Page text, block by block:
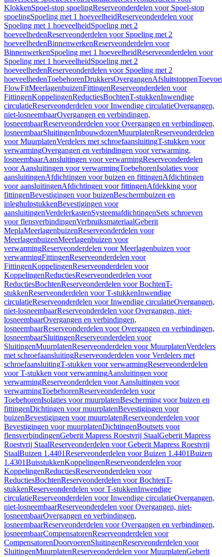
KlokkenSpoel-stop spoelingReserveonderdelen voor Spoel-stop
spoelingSpoeling met 1 hoeveelheidReserveonderdelen voor
Spoeling met 1 hoeveelheidSpoeling met 2
hoeveelhedenReserveonderdelen voor Spoeling met 2
hoeveelhedenBinnenwerkenReserveonderdelen voor
BinnenwerkenSpoeling met 1 hoeveelheidReserveonderdelen voor
Spoeling met 1 hoeveelheidSpoeling met 2
hoeveelhedenReserveonderdelen voor Spoeling met 2
hoeveelhedenToebehorenDrukkersOvergangenAfsluitstoppen
FlowFitMeerlagenbuizenFittingenReserveonderdelen voor
FittingenKoppelingenReductiesBochtenT-stukkenInwendige
circulatieReserveonderdelen voor Inwendige circulatieOvergangen,
niet-losneembaarOvergangen en verbindingen,
losneembaarReserveonderdelen voor Overgangen en verbindingen,
losneembaarSluitingenInbouwdozenMuurplatenReserveonderdelen
voor MuurplatenVerdelers met schroefaansluitingT-stukken voor
verwarmingOvergangen en verbindingen voor verwarming,
losneembaarAansluitingen voor verwarmingReserveonderdelen
voor Aansluitingen voor verwarmingToebehorenIsolaties voor
aansluitingenAfdichtingen voor buizen en fittingenAfdichtingen
voor aansluitingenAfdichtingen voor fittingenAfdekking voor
fittingenBevestigingen voor buizenBeschermbuizen en
inleghulpstukkenBevestigingen voor
aansluitingenVerdelerkastenSysteemafdichtingenSets schroeven
voor flensverbindingenVerbruiksmateriaalGeberit
MeplaMeerlagenbuizenReserveonderdelen voor
MeerlagenbuizenMeerlagenbuizen voor
verwarmingReserveonderdelen voor Meerlagenbuizen voor
verwarmingFittingenReserveonderdelen voor
FittingenKoppelingenReserveonderdelen voor
KoppelingenReductiesReserveonderdelen voor
ReductiesBochtenReserveonderdelen voor BochtenT-
stukkenReserveonderdelen voor T-stukkenInwendige
circulatieReserveonderdelen voor Inwendige circulatieOvergangen,
niet-losneembaarReserveonderdelen voor Overgangen, niet-
losneembaarOvergangen en verbindingen,
losneembaarReserveonderdelen voor Overgangen en verbindingen,
losneembaarSluitingenReserveonderdelen voor
SluitingenMuurplatenReserveonderdelen voor MuurplatenVerdelers
met schroefaansluitingReserveonderdelen voor Verdelers met
schroefaansluitingT-stukken voor verwarmingReserveonderdelen
voor T-stukken voor verwarmingAansluitingen voor
verwarmingReserveonderdelen voor Aansluitingen voor
verwarmingToebehorenReserveonderdelen voor
ToebehorenIsolaties voor muurplatenBescherming voor buizen en
fittingenDichtingen voor muurplatenBevestigingen voor
buizenBevestigingen voor muurplatenReserveonderdelen voor
Bevestigingen voor muurplatenDichtingenBoutsets voor
flensverbindingenGeberit Mapress Roestvrij StaalGeberit Mapress
Roestvrij StaalReserveonderdelen voor Geberit Mapress Roestvrij
StaalBuizen 1.4401Reserveonderdelen voor Buizen 1.4401Buizen
1.4301BuisstukkenKoppelingenReserveonderdelen voor
KoppelingenReductiesReserveonderdelen voor
ReductiesBochtenReserveonderdelen voor BochtenT-
stukkenReserveonderdelen voor T-stukkenInwendige
circulatieReserveonderdelen voor Inwendige circulatieOvergangen,
niet-losneembaarReserveonderdelen voor Overgangen, niet-
losneembaarOvergangen en verbindingen,
losneembaarReserveonderdelen voor Overgangen en verbindingen,
losneembaarCompensatorenReserveonderdelen voor
CompensatorenDoorvoerenSluitingenReserveonderdelen voor
SluitingenMuurplatenReserveonderdelen voor MuurplatenGeberit